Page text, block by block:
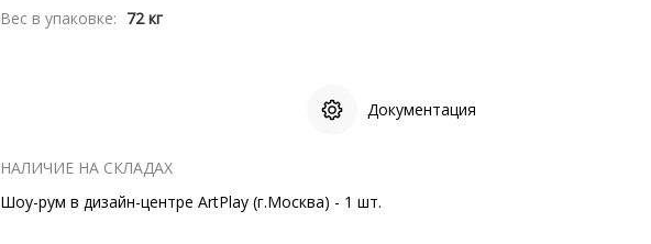
Вес в упаковке: 72 кг
Документация
НАЛИЧИЕ НА СКЛАДАХ
Шоу-рум в дизайн-центре ArtPlay (г.Москва) - 1 шт.